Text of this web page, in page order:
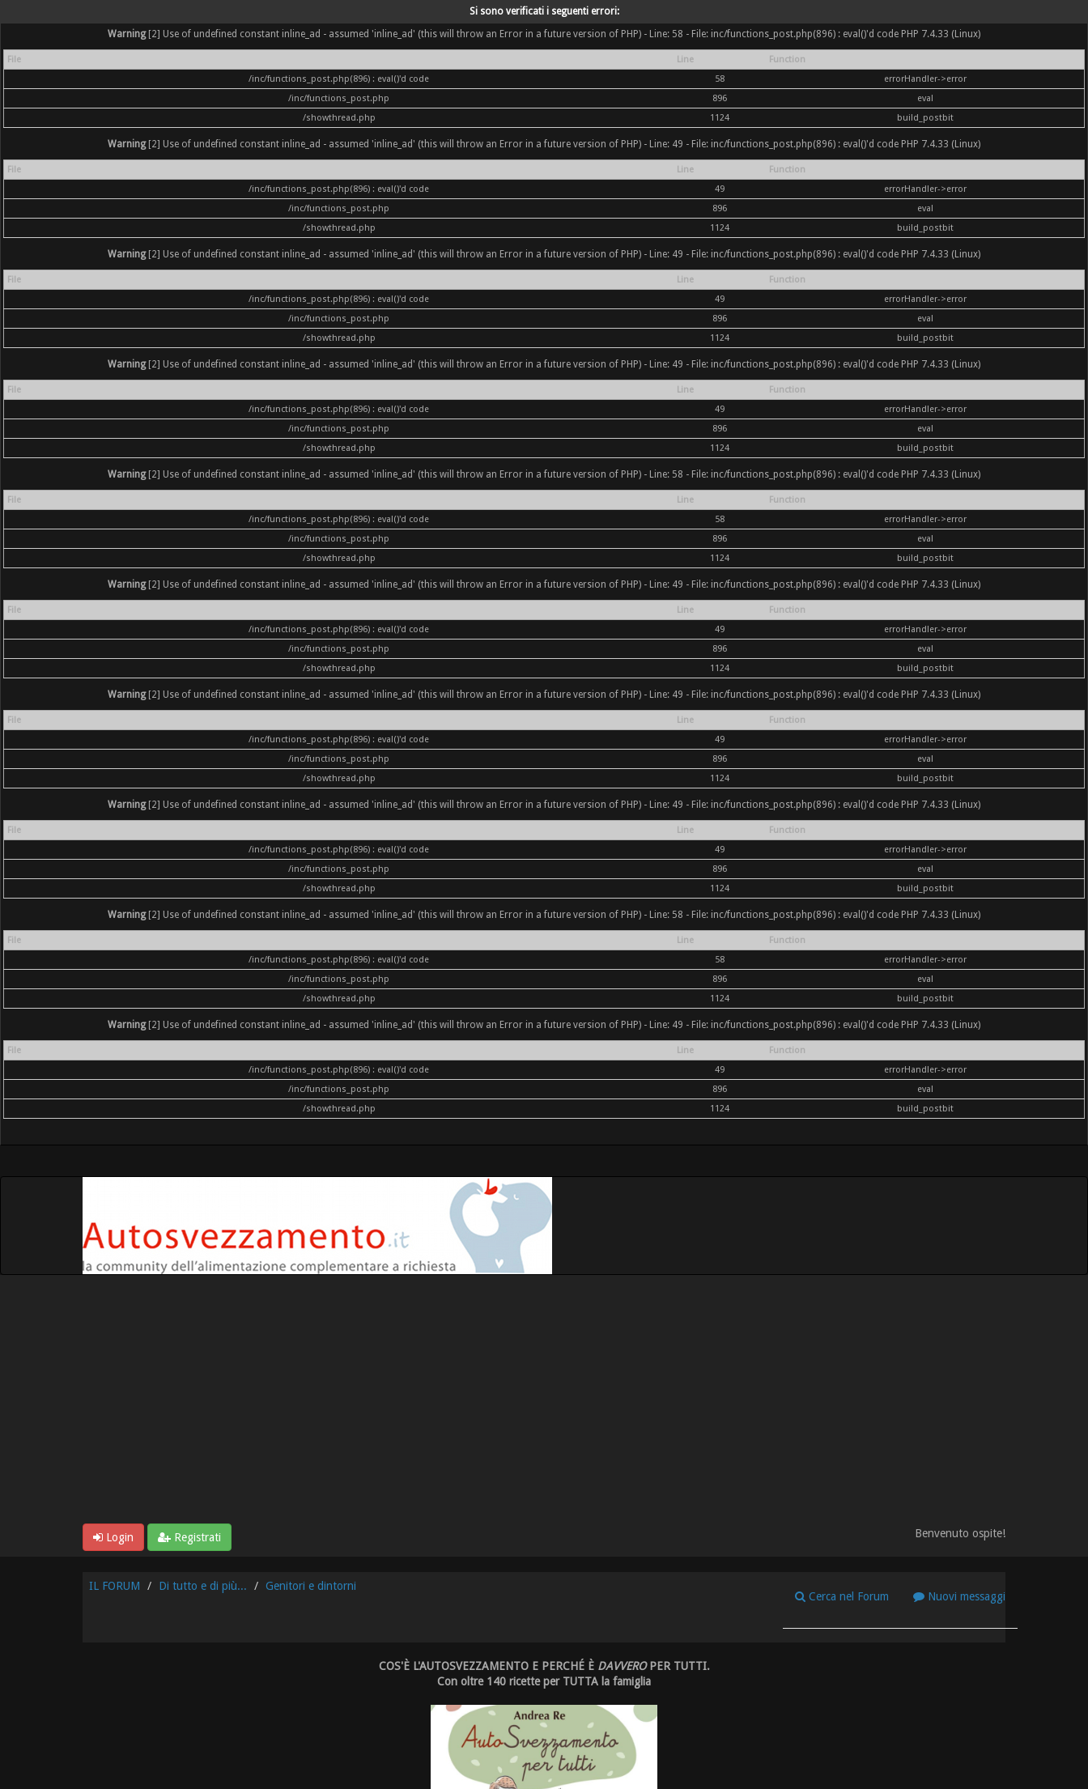
Si sono verificati i seguenti errori:
Warning[2] Use of undefined constant inline_ad - assumed 'inline_ad' (this will throw an Error in a future version of PHP) - Line: 58 - File: inc/functions_post.php(896) : eval()'d code PHP 7.4.33 (Linux)
File Line
Function
/inc/functions_post.php(896) : eval()'d code
58
errorHandler->error
/inc/functions_post.php
896
eval
/showthread.php
1124 build_postbit
Warning[2] Use of undefined constant inline_ad - assumed 'inline_ad' (this will throw an Error in a future version of PHP) - Line: 49 - File: inc/functions_post.php(896) : eval()'d code PHP 7.4.33 (Linux)
File Line
Function
/inc/functions_post.php(896) : eval()'d code
49
errorHandler->error
/inc/functions_post.php
896
eval
/showthread.php
1124 build_postbit
Warning[2] Use of undefined constant inline_ad - assumed 'inline_ad' (this will throw an Error in a future version of PHP) - Line: 49 - File: inc/functions_post.php(896) : eval()'d code PHP 7.4.33 (Linux)
File Line
Function
/inc/functions_post.php(896) : eval()'d code
49
errorHandler->error
/inc/functions_post.php
896
eval
/showthread.php
1124 build_postbit
Warning[2] Use of undefined constant inline_ad - assumed 'inline_ad' (this will throw an Error in a future version of PHP) - Line: 49 - File: inc/functions_post.php(896) : eval()'d code PHP 7.4.33 (Linux)
File Line
Function
/inc/functions_post.php(896) : eval()'d code
49
errorHandler->error
/inc/functions_post.php
896
eval
/showthread.php
1124 build_postbit
Warning[2] Use of undefined constant inline_ad - assumed 'inline_ad' (this will throw an Error in a future version of PHP) - Line: 58 - File: inc/functions_post.php(896) : eval()'d code PHP 7.4.33 (Linux)
File Line
Function
/inc/functions_post.php(896) : eval()'d code
58
errorHandler->error
/inc/functions_post.php
896
eval
/showthread.php
1124 build_postbit
Warning[2] Use of undefined constant inline_ad - assumed 'inline_ad' (this will throw an Error in a future version of PHP) - Line: 49 - File: inc/functions_post.php(896) : eval()'d code PHP 7.4.33 (Linux)
File Line
Function
/inc/functions_post.php(896) : eval()'d code
49
errorHandler->error
/inc/functions_post.php
896
eval
/showthread.php
1124 build_postbit
Warning[2] Use of undefined constant inline_ad - assumed 'inline_ad' (this will throw an Error in a future version of PHP) - Line: 49 - File: inc/functions_post.php(896) : eval()'d code PHP 7.4.33 (Linux)
File Line
Function
/inc/functions_post.php(896) : eval()'d code
49
errorHandler->error
/inc/functions_post.php
896
eval
/showthread.php
1124 build_postbit
Warning[2] Use of undefined constant inline_ad - assumed 'inline_ad' (this will throw an Error in a future version of PHP) - Line: 49 - File: inc/functions_post.php(896) : eval()'d code PHP 7.4.33 (Linux)
File Line
Function
/inc/functions_post.php(896) : eval()'d code
49
errorHandler->error
/inc/functions_post.php
896
eval
/showthread.php
1124 build_postbit
Warning[2] Use of undefined constant inline_ad - assumed 'inline_ad' (this will throw an Error in a future version of PHP) - Line: 58 - File: inc/functions_post.php(896) : eval()'d code PHP 7.4.33 (Linux)
File Line
Function
/inc/functions_post.php(896) : eval()'d code
58
errorHandler->error
/inc/functions_post.php
896
eval
/showthread.php
1124 build_postbit
Warning[2] Use of undefined constant inline_ad - assumed 'inline_ad' (this will throw an Error in a future version of PHP) - Line: 49 - File: inc/functions_post.php(896) : eval()'d code PHP 7.4.33 (Linux)
File Line
Function
/inc/functions_post.php(896) : eval()'d code
49
errorHandler->error
/inc/functions_post.php
896
eval
/showthread.php
1124 build_postbit
Login Registrati Benvenuto ospite!
Cerca nel Forum Nuovi messaggi
IL FORUM Di tutto e di più... Genitori e dintorni
COS'È L'AUTOSVEZZAMENTO E PERCHÉ È DAVVEROPER TUTTI.
Con oltre 140 ricette per TUTTA la famiglia